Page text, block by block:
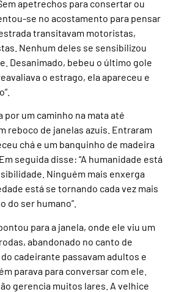
apetrechos para consertar ou
se no acostamento para pensar
transitavam motoristas,
Nenhum deles se sensibilizou
Desanimado, bebeu o último gole
o estrago, ela apareceu e
um caminho na mata até
reboco de janelas azuis. Entraram
chá e um banquinho de madeira
seguida disse: “A humanidade está
Ninguém mais enxerga
está se tornando cada vez mais
do ser humano”.
para a janela, onde ele viu um
abandonado no canto de
cadeirante passavam adultos e
parava para conversar com ele.
gerencia muitos lares. A velhice